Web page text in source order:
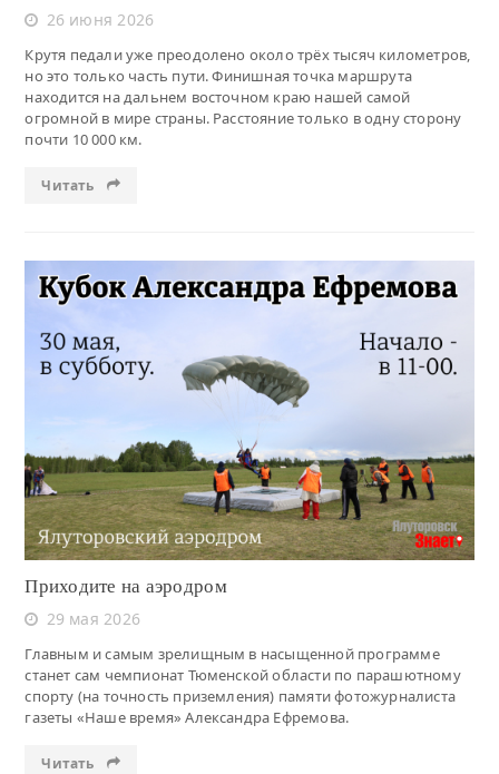
26 июня 2026
Крутя педали уже преодолено около трёх тысяч километров,
но это только часть пути. Финишная точка маршрута
находится на дальнем восточном краю нашей самой
огромной в мире страны. Расстояние только в одну сторону
почти 10 000 км.
Читать
Читать
Приходите на аэродром
29 мая 2026
Главным и самым зрелищным в насыщенной программе
станет сам чемпионат Тюменской области по парашютному
спорту (на точность приземления) памяти фотожурналиста
газеты «Наше время» Александра Ефремова.
Читать